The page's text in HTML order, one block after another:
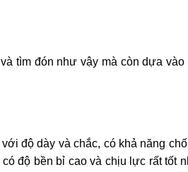
tìm đón như vậy mà còn dựa vào
độ dày và chắc, có khả năng
độ bền bỉ cao và chịu lực rất tốt